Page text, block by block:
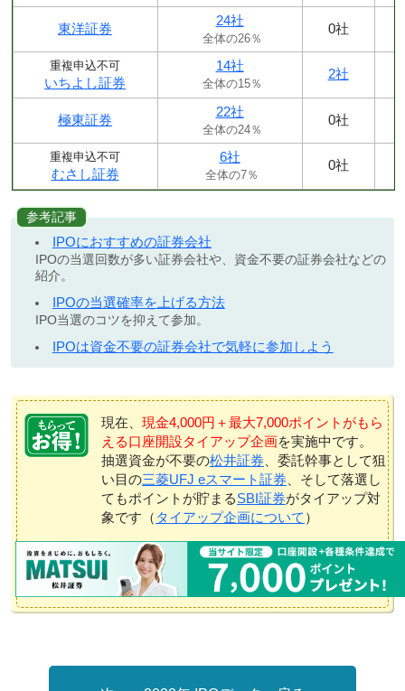
東洋証券
24社
全体の26％
0社
重複申込不可
いちよし証券
14社
全体の15％
2社
極東証券
22社
全体の24％
0社
重複申込不可
むさし証券
6社
全体の7％
0社
参考記事
IPOにおすすめの証券会社
IPOの当選回数が多い証券会社や、資金不要の証券会社などの
紹介。
IPOの当選確率を上げる方法
IPO当選のコツを抑えて参加。
IPOは資金不要の証券会社で気軽に参加しよう
現在、 現金4,000円＋最大7,000ポイントがもら
える口座開設タイアップ企画を実施中です。
抽選資金が不要の松井証券 、委託幹事として狙
い目の三菱UFJ eスマート証券 、そして落選し
てもポイントが貯まるSBI証券がタイアップ対
象です（ タイアップ企画について ）